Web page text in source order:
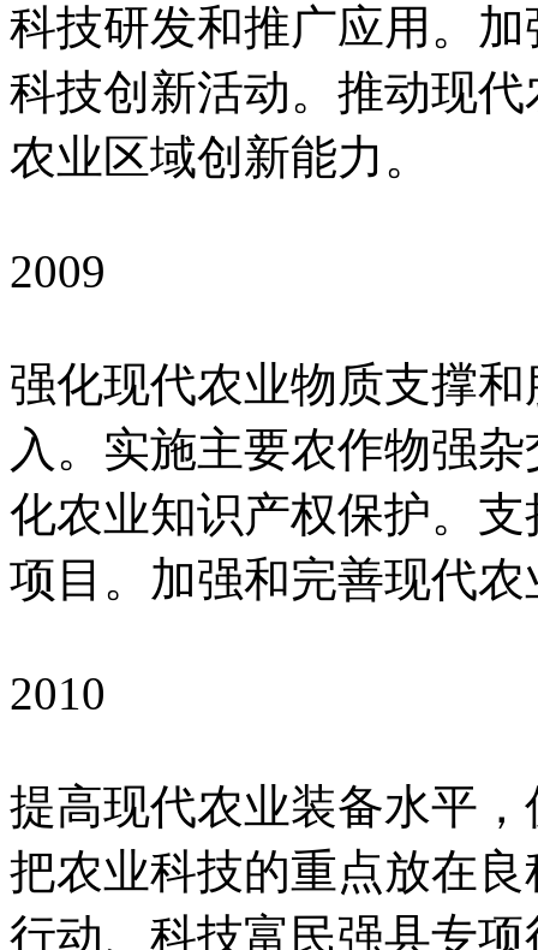
科技研发和推广应用。
科技创新活动。推动现代
农业区域创新能力。
2009
强化现代农业物质支撑
入。实施主要农作物强
化农业知识产权保护。
项目。加强和完善现代
2010
提高现代农业装备水平
把农业科技的重点放在
行动、科技富民强县专